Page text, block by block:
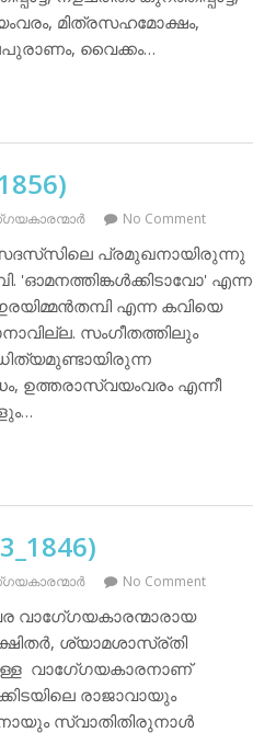
മിത്രസഹമോക്ഷം,
വൈക്കം…
No Comment
സദസ്‌സിലെ പ്രമുഖനായിരുന്നു
'ഓമനത്തിങ്കള്‍ക്കിടാവോ' എന്ന
എന്ന കവിയെ
സംഗീതത്തിലും
ഉത്തരാസ്വയംവരം എന്നീ
No Comment
വാഗേ്ഗയകാരന്മാരായ
ശ്യാമശാസ്ര്തി
വാഗേ്ഗയകാരനാണ്
രാജാവായും
സ്വാതിതിരുനാള്‍